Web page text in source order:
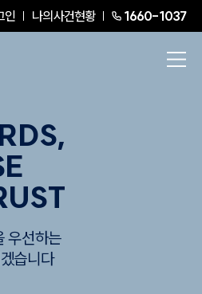
인 나의사건현황 1660-1037
우선하는
습니다